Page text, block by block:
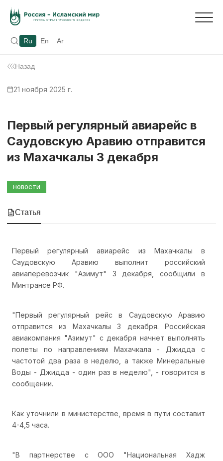
Ru En Ar
Назад
21 ноября 2025 г.
Первый регулярный авиарейс в
Саудовскую Аравию отправится
из Махачкалы 3 декабря
НОВОСТИ
Статья
Первый регулярный авиарейс из Махачкалы в
Саудовскую Аравию выполнит российский
авиаперевозчик "Азимут" 3 декабря, сообщили в
Минтрансе РФ.
"Первый регулярный рейс в Саудовскую Аравию
отправится из Махачкалы 3 декабря. Российская
авиакомпания "Азимут" с декабря начнет выполнять
полеты по направлениям Махачкала - Джидда с
частотой два раза в неделю, а также Минеральные
Воды - Джидда - один раз в неделю", - говорится в
сообщении.
Как уточнили в министерстве, время в пути составит
4-4,5 часа.
"В партнерстве с ООО "Национальная Хадж